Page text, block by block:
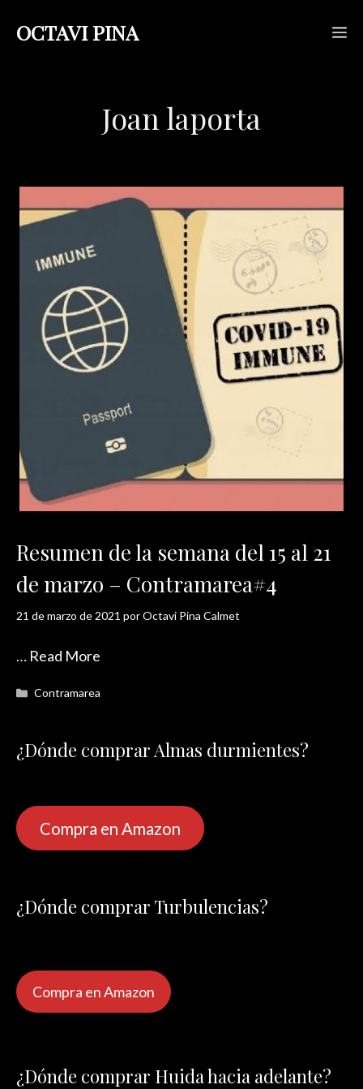
OCTAVI PINA
Joan laporta
Resumen de la semana del 15 al 21
de marzo – Contramarea#4
21 de marzo de 2021 porOctavi Pina Calmet
… Read More
Categorías
Contramarea
¿Dónde comprar Almas durmientes?
Compra en Amazon
¿Dónde comprar Turbulencias?
Compra en Amazon
¿Dónde comprar Huida hacia adelante?